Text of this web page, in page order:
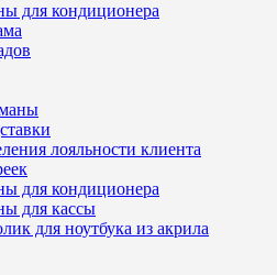
для кондиционера
лояльности клиента
для кондиционера
для кассы
для ноутбука из акрила